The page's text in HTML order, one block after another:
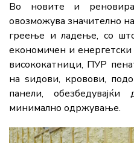
Во новите и
овозможува значително
греење и ладење, со
економичен и
висококатници, ПУР
на ѕидови, кровови,
панели,
минимално одржување.